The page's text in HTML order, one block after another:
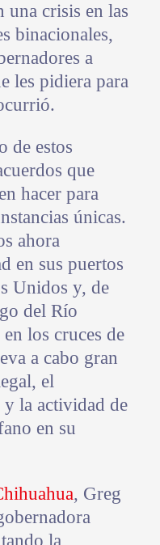
una crisis en las
binacionales,
a
les pidiera para
de estos
que
hacer para
únicas.
ahora
en sus puertos
Unidos y, de
del Río
los cruces de
a cabo gran
el
y la actividad de
en su
, Greg
la